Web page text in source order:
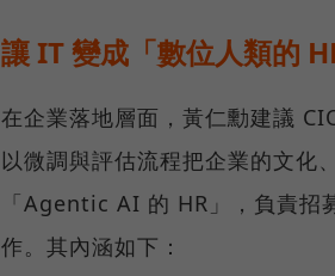
讓 IT 變成「數位人類的
在企業落地層面，黃仁勳建議
以微調與評估流程把企業的文化
「Agentic AI 的 HR」，負責招
作。其內涵如下：